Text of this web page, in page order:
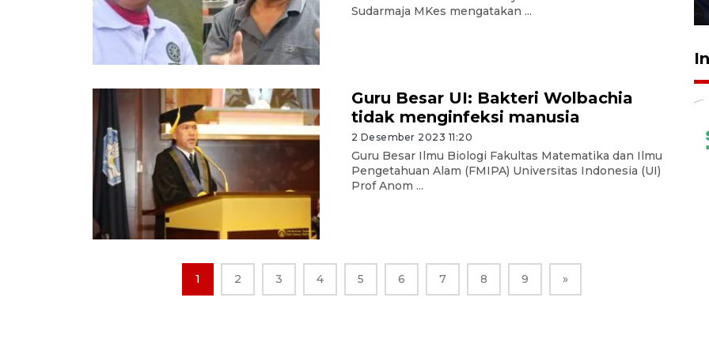
Sudarmaja MKes mengatakan ...
Guru Besar UI: Bakteri Wolbachia
tidak menginfeksi manusia
2 Desember 2023 11:20
Guru Besar Ilmu Biologi Fakultas Matematika dan Ilmu
Pengetahuan Alam (FMIPA) Universitas Indonesia (UI)
Prof Anom ...
1 2 3 4 5 6 7 8 9 »
27 Juli 2026 22:32